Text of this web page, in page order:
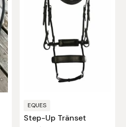
EQUES
Step-Up Tränset